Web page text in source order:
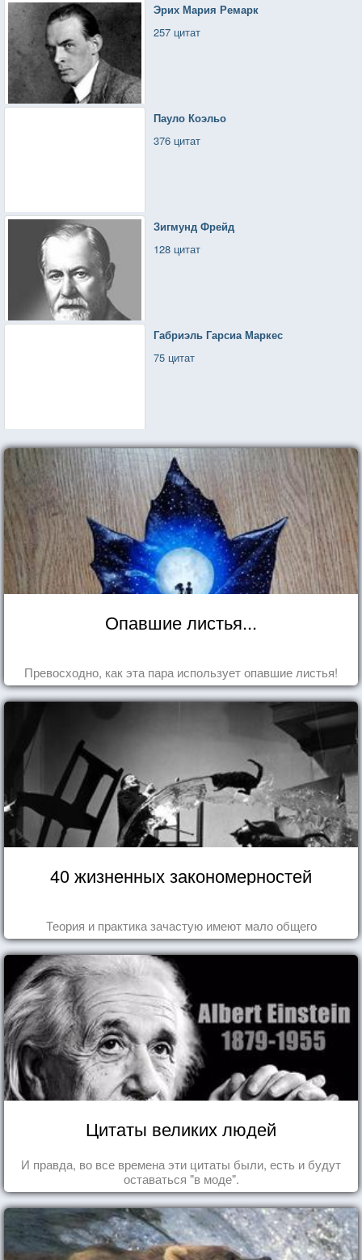
Эрих Мария Ремарк
257 цитат
Пауло Коэльо
376 цитат
Зигмунд Фрейд
128 цитат
Габриэль Гарсиа Маркес
75 цитат
Опавшие листья...
Превосходно, как эта пара использует опавшие листья!
40 жизненных закономерностей
Теория и практика зачастую имеют мало общего
Цитаты великих людей
И правда, во все времена эти цитаты были, есть и будут
оставаться "в моде".